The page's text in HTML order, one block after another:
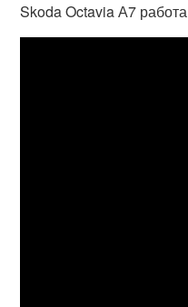
Skoda Octavia А7